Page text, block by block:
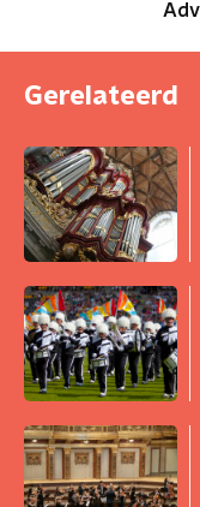
Gerelateerd